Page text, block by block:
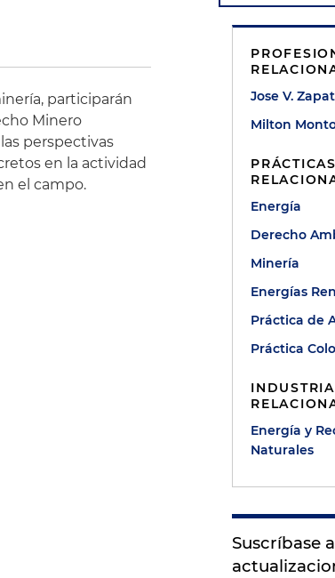
participarán
Minero
perspectivas
en la actividad
el campo.
Jose V.
Milton
PRÁCTICAS
Energía
Derecho
Minería
Energías
Práctica de
Práctica
INDUSTRIA
Energía y
Naturales
Suscríbase a